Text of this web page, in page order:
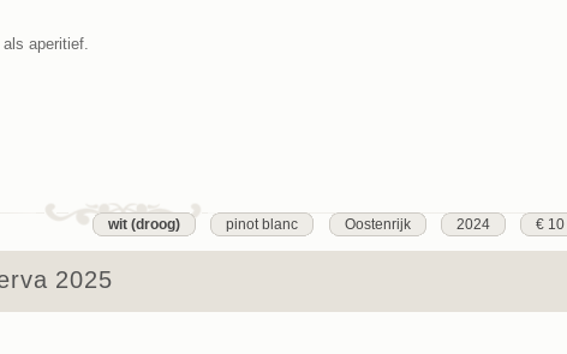
aperitief.
wit (droog) pinot blanc Oostenrijk 2024 € 10
2025